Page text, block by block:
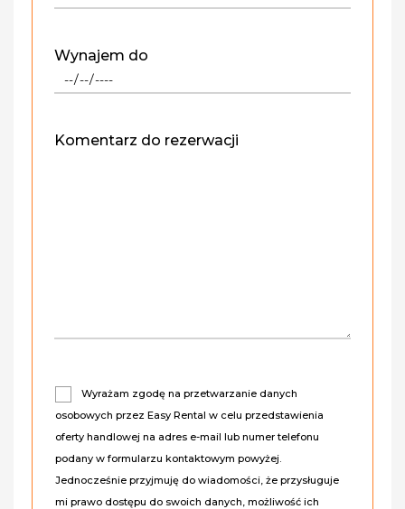
Wynajem do
Komentarz do rezerwacji
Wyrażam zgodę na przetwarzanie danych
osobowych przez Easy Rental w celu przedstawienia
oferty handlowej na adres e-mail lub numer telefonu
podany w formularzu kontaktowym powyżej.
Jednocześnie przyjmuję do wiadomości, że przysługuje
mi prawo dostępu do swoich danych, możliwość ich